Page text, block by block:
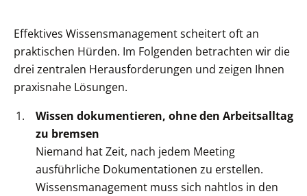
Effektives Wissensmanagement scheitert oft an
praktischen Hürden. Im Folgenden betrachten wir die
drei zentralen Herausforderungen und zeigen Ihnen
praxisnahe Lösungen.
Wissen dokumentieren, ohne den Arbeitsalltag
zu bremsen
Niemand hat Zeit, nach jedem Meeting
ausführliche Dokumentationen zu erstellen.
Wissensmanagement muss sich nahtlos in den